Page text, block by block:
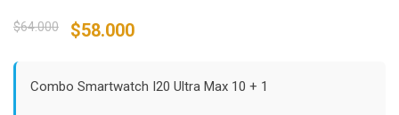
$64.000
Original
$64.000.
$58.000Current
$58.000.
Combo Smartwatch I20 Ultra Max 10 + 1